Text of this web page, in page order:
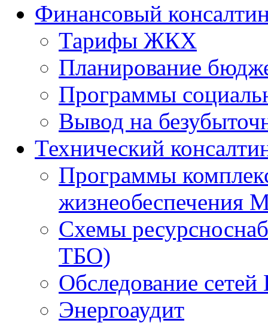
Финансовый
Тарифы ЖКХ
Планирование
Программы
Вывод на
Технический
Программы
жизнеобеспечения
Схемы
ТБО)
Обследование
Энергоаудит